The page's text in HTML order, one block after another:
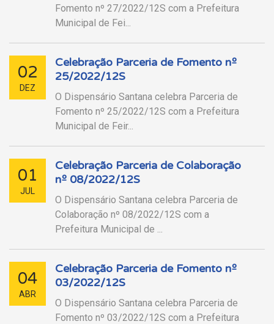
Fomento nº 27/2022/12S com a Prefeitura
Municipal de Fei...
02
DEZ
Celebração Parceria de Fomento nº
25/2022/12S
O Dispensário Santana celebra Parceria de
Fomento nº 25/2022/12S com a Prefeitura
Municipal de Feir...
01
JUL
Celebração Parceria de Colaboração
nº 08/2022/12S
O Dispensário Santana celebra Parceria de
Colaboração nº 08/2022/12S com a
Prefeitura Municipal de ...
04
ABR
Celebração Parceria de Fomento nº
03/2022/12S
O Dispensário Santana celebra Parceria de
Fomento nº 03/2022/12S com a Prefeitura